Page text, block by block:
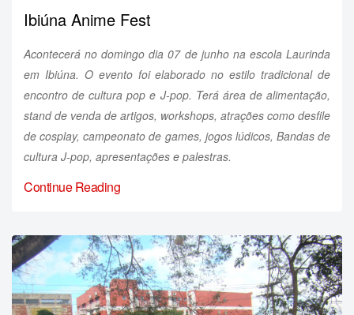
Ibiúna Anime Fest
Acontecerá no domingo dia 07 de junho na escola Laurinda
em Ibiúna. O evento foi elaborado no estilo tradicional de
encontro de cultura pop e J-pop. Terá área de alimentação,
stand de venda de artigos, workshops, atrações como desfile
de cosplay, campeonato de games, jogos lúdicos, Bandas de
cultura J-pop, apresentações e palestras.
Continue Reading